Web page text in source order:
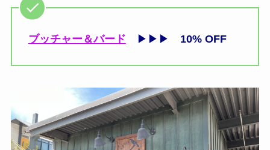
ブッチャー＆バード ▶▶▶ 10% OFF